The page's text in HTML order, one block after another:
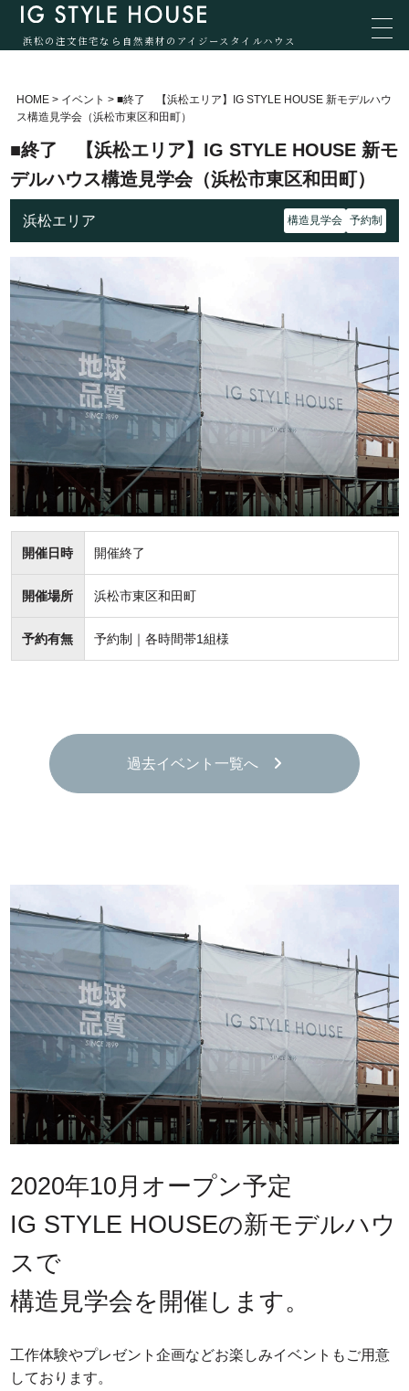
浜松の注文住宅なら自然素材のアイジースタイルハウス
HOME> イベント > ■終了 【浜松エリア】IG STYLE HOUSE 新モデルハウ
ス構造見学会（浜松市東区和田町）
■終了 【浜松エリア】IG STYLE HOUSE 新モ
デルハウス構造見学会（浜松市東区和田町）
浜松エリア 構造見学会 予約制
開催日時 開催終了
開催場所 浜松市東区和田町
予約有無 予約制｜各時間帯1組様
過去イベント一覧へ
2020年10月オープン予定
IG STYLE HOUSEの新モデルハウ
スで
構造見学会を開催します。
工作体験やプレゼント企画などお楽しみイベントもご用意
しております。